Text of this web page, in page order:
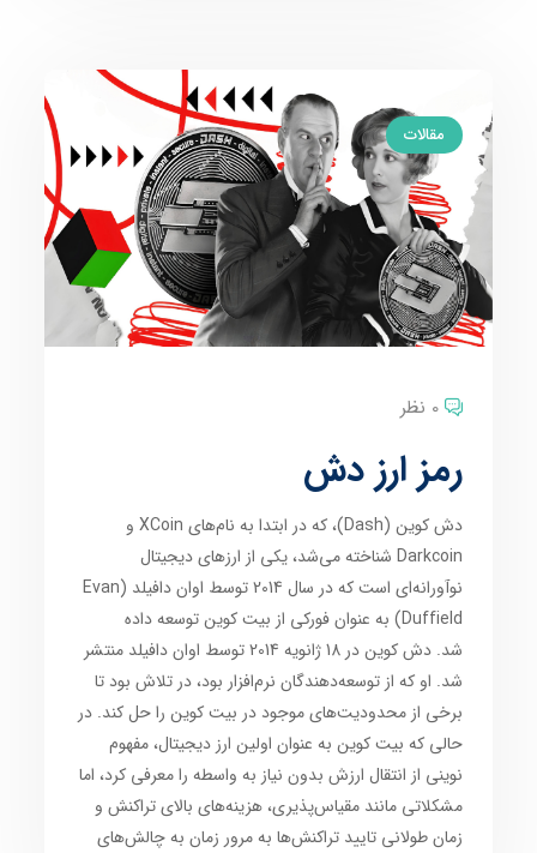
مقالات
0 نظر
رمز ارز دش
دش کوین (Dash)، که در ابتدا به نام‌های XCoin و
Darkcoin شناخته می‌شد، یکی از ارزهای دیجیتال
نوآورانه‌ای است که در سال 2014 توسط اوان دافیلد (Evan
Duffield) به عنوان فورکی از بیت کوین توسعه داده
شد. دش کوین در 18 ژانویه 2014 توسط اوان دافیلد منتشر
شد. او که از توسعه‌دهندگان نرم‌افزار بود، در تلاش بود تا
برخی از محدودیت‌های موجود در بیت کوین را حل کند. در
حالی که بیت کوین به عنوان اولین ارز دیجیتال، مفهوم
نوینی از انتقال ارزش بدون نیاز به واسطه را معرفی کرد، اما
مشکلاتی مانند مقیاس‌پذیری، هزینه‌های بالای تراکنش و
زمان طولانی تایید تراکنش‌ها به مرور زمان به چالش‌های